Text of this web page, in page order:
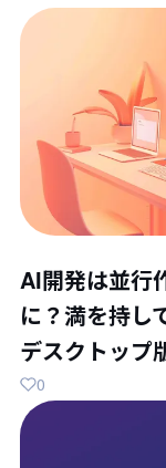
AI開発は並行
に？満を持し
デスクトップ
0